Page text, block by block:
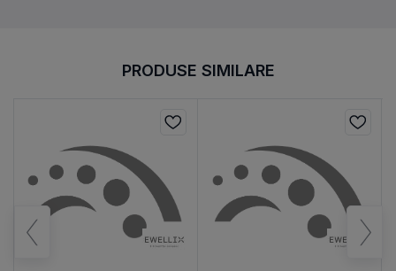
PRODUSE SIMILARE